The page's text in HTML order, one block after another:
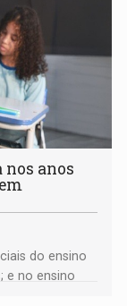
nos anos
do ensino
e no ensino